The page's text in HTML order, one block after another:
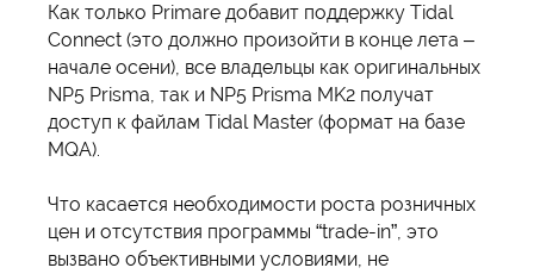
Как только Primare добавит поддержку Tidal
Connect (это должно произойти в конце лета –
начале осени), все владельцы как оригинальных
NP5 Prisma, так и NP5 Prisma MK2 получат
доступ к файлам Tidal Master (формат на базе
MQA).
Что касается необходимости роста розничных
цен и отсутствия программы “trade-in”, это
вызвано объективными условиями, не